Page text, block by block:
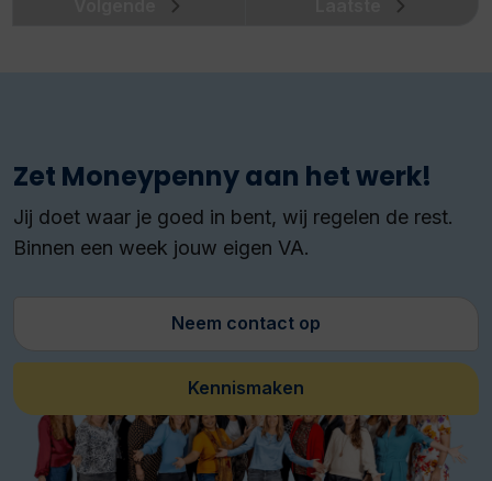
Zet Moneypenny aan het werk!
Jij doet waar je goed in bent, wij regelen de rest.
Binnen een week jouw eigen VA.
Neem contact op
Kennismaken